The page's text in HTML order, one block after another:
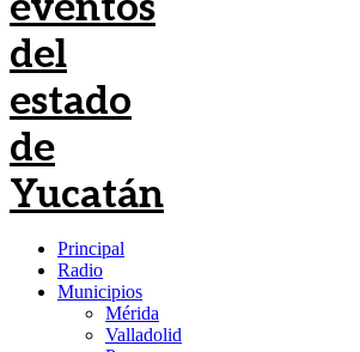
Principal
Radio
Municipios
Mérida
Valladolid